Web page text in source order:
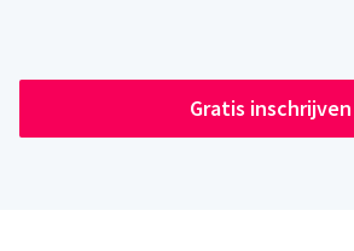
Gratis inschrijven